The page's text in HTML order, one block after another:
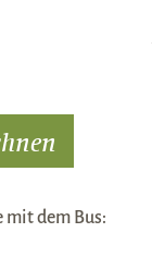
mit dem Bus: